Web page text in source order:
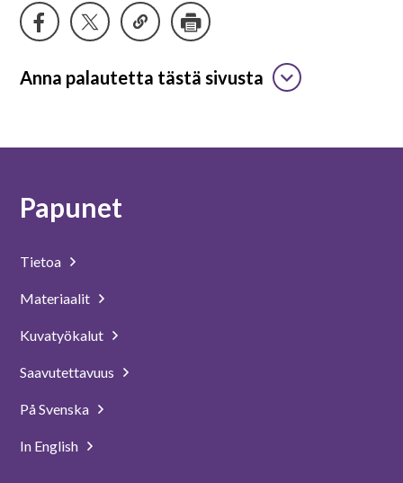
Anna palautetta tästä sivusta
Papunet
Tietoa
Materiaalit
Kuvatyökalut
Saavutettavuus
På Svenska
In English